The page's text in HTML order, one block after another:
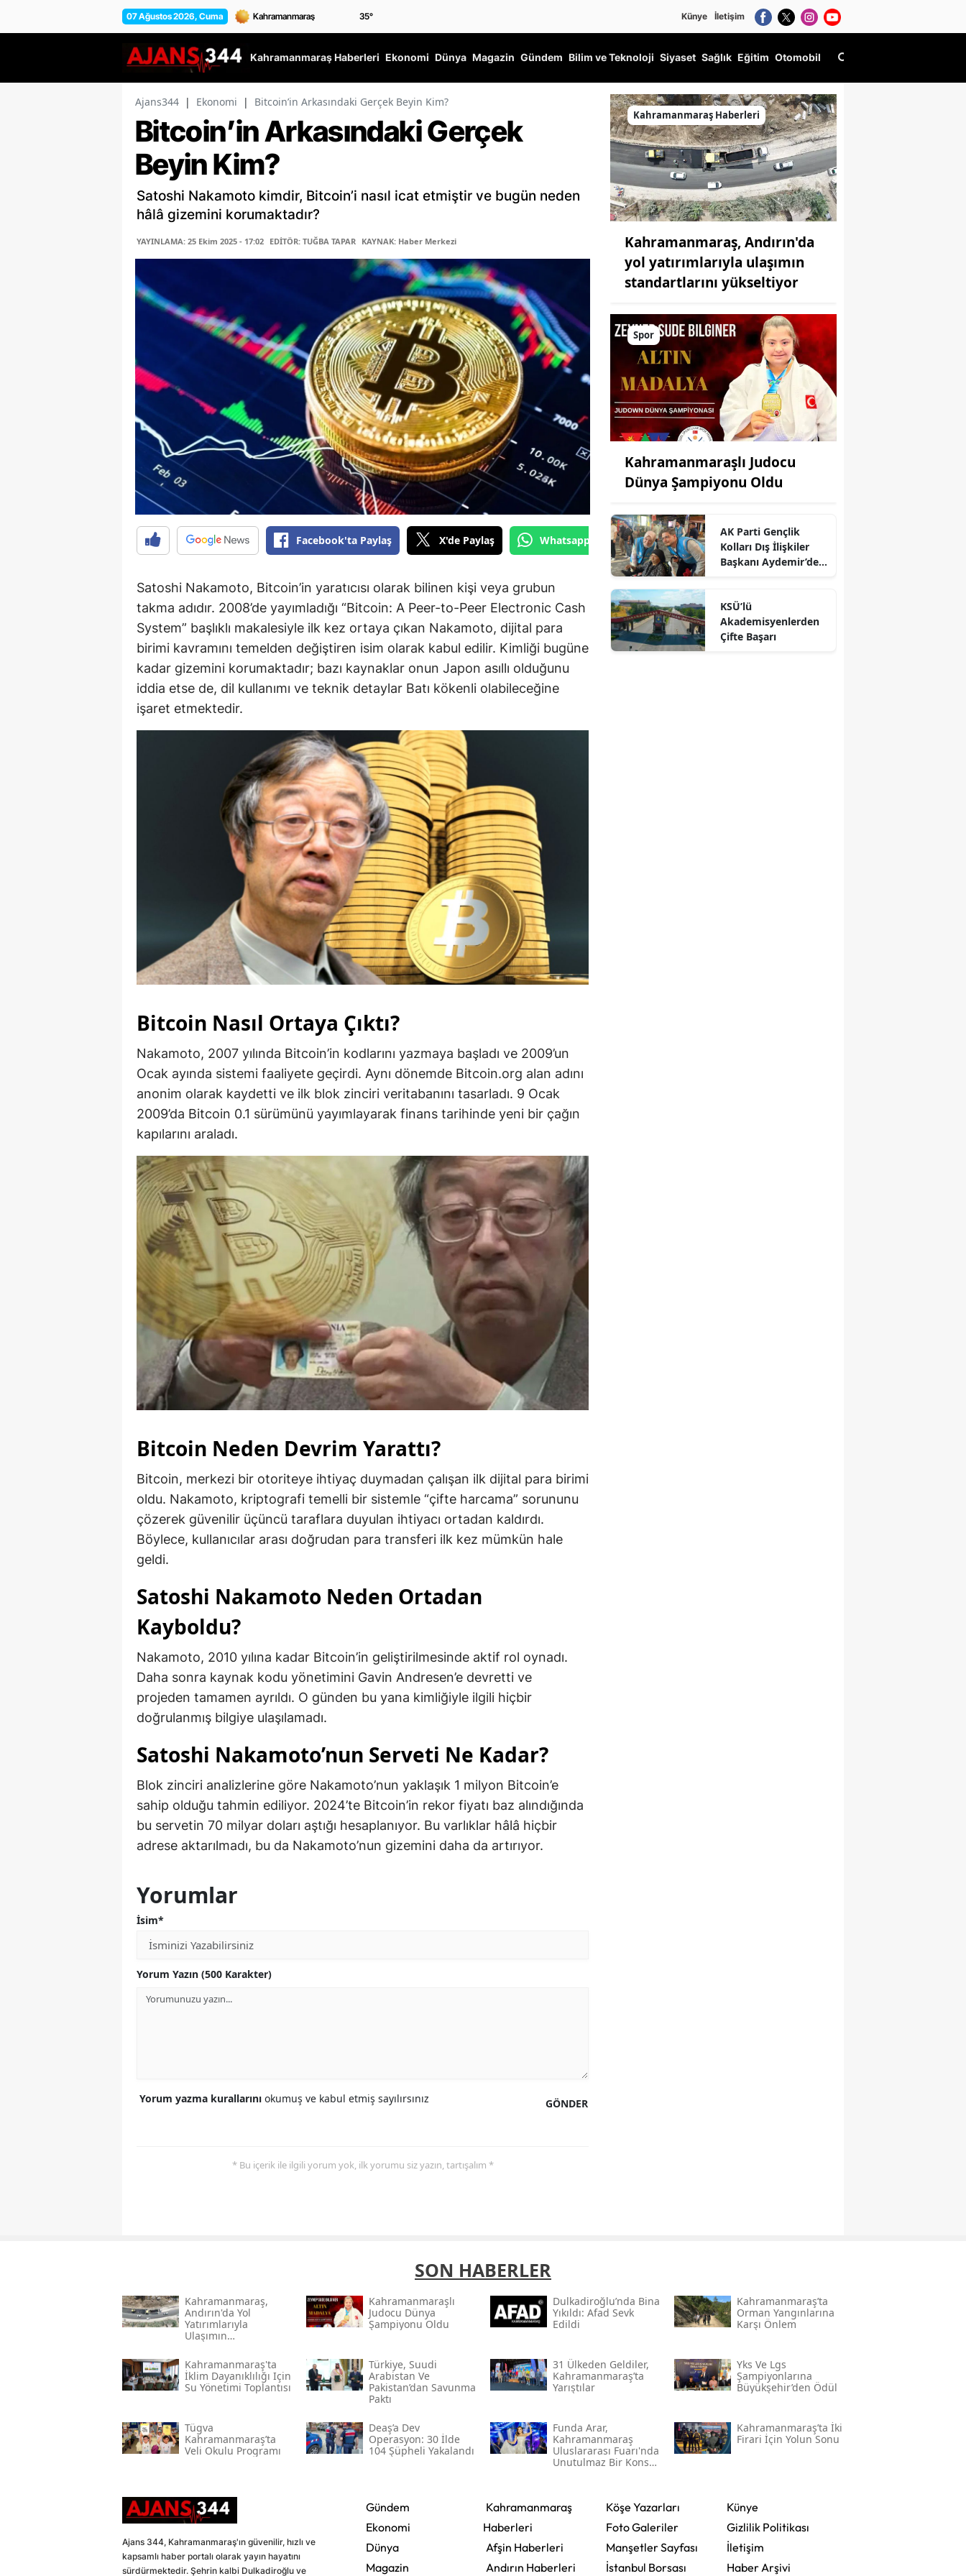
07 Ağustos 2026, Cuma 35° Künye İletişim
Kahramanmaraş Haberleri Ekonomi Dünya Magazin Gündem Bilim ve Teknoloji Siyaset Sağlık Eğitim Otomobil
Ajans344 | Ekonomi | Bitcoin’in Arkasındaki Gerçek Beyin Kim?
Bitcoin’in Arkasındaki Gerçek
Beyin Kim?
Satoshi Nakamoto kimdir, Bitcoin’i nasıl icat etmiştir ve bugün neden
hâlâ gizemini korumaktadır?
YAYINLAMA: 25 Ekim 2025 - 17:02 EDİTÖR: TUĞBA TAPAR KAYNAK: Haber Merkezi
Facebook'ta Paylaş X'de Paylaş Whatsapp'tan Gönder
Satoshi Nakamoto, Bitcoin’in yaratıcısı olarak bilinen kişi veya grubun
takma adıdır. 2008’de yayımladığı “Bitcoin: A Peer-to-Peer Electronic Cash
System” başlıklı makalesiyle ilk kez ortaya çıkan Nakamoto, dijital para
birimi kavramını temelden değiştiren isim olarak kabul edilir. Kimliği bugüne
kadar gizemini korumaktadır; bazı kaynaklar onun Japon asıllı olduğunu
iddia etse de, dil kullanımı ve teknik detaylar Batı kökenli olabileceğine
işaret etmektedir.
Bitcoin Nasıl Ortaya Çıktı?
Nakamoto, 2007 yılında Bitcoin’in kodlarını yazmaya başladı ve 2009’un
Ocak ayında sistemi faaliyete geçirdi. Aynı dönemde Bitcoin.org alan adını
anonim olarak kaydetti ve ilk blok zinciri veritabanını tasarladı. 9 Ocak
2009’da Bitcoin 0.1 sürümünü yayımlayarak finans tarihinde yeni bir çağın
kapılarını araladı.
Bitcoin Neden Devrim Yarattı?
Bitcoin, merkezi bir otoriteye ihtiyaç duymadan çalışan ilk dijital para birimi
oldu. Nakamoto, kriptografi temelli bir sistemle “çifte harcama” sorununu
çözerek güvenilir üçüncü taraflara duyulan ihtiyacı ortadan kaldırdı.
Böylece, kullanıcılar arası doğrudan para transferi ilk kez mümkün hale
geldi.
Satoshi Nakamoto Neden Ortadan
Kayboldu?
Nakamoto, 2010 yılına kadar Bitcoin’in geliştirilmesinde aktif rol oynadı.
Daha sonra kaynak kodu yönetimini Gavin Andresen’e devretti ve
projeden tamamen ayrıldı. O günden bu yana kimliğiyle ilgili hiçbir
doğrulanmış bilgiye ulaşılamadı.
Satoshi Nakamoto’nun Serveti Ne Kadar?
Blok zinciri analizlerine göre Nakamoto’nun yaklaşık 1 milyon Bitcoin’e
sahip olduğu tahmin ediliyor. 2024’te Bitcoin’in rekor fiyatı baz alındığında
bu servetin 70 milyar doları aştığı hesaplanıyor. Bu varlıklar hâlâ hiçbir
adrese aktarılmadı, bu da Nakamoto’nun gizemini daha da artırıyor.
Yorumlar
İsim*
Yorum Yazın (500 Karakter)
GÖNDER
Yorum yazma kurallarını okumuş ve kabul etmiş sayılırsınız
* Bu içerik ile ilgili yorum yok, ilk yorumu siz yazın, tartışalım *
Kahramanmaraş Haberleri
Kahramanmaraş, Andırın'da
yol yatırımlarıyla ulaşımın
standartlarını yükseltiyor
Spor
Kahramanmaraşlı Judocu
Dünya Şampiyonu Oldu
AK Parti Gençlik
Kolları Dış İlişkiler
Başkanı Aydemir’den
KSÜ’lü
Akademisyenlerden
Çifte Başarı
SON HABERLER
Kahramanmaraş,
Andırın'da Yol
Yatırımlarıyla
Ulaşımın
Yükseltiyor
Kahramanmaraşlı
Judocu Dünya
Şampiyonu Oldu
Dulkadiroğlu’nda Bina
Yıkıldı: Afad Sevk
Edildi
Kahramanmaraş’ta
Orman Yangınlarına
Karşı Önlem
Kahramanmaraş'ta
İklim Dayanıklılığı Için
Su Yönetimi Toplantısı
Türkiye, Suudi
Arabistan Ve
Pakistan’dan Savunma
Paktı
31 Ülkeden Geldiler,
Kahramanmaraş’ta
Yarıştılar
Yks Ve Lgs
Şampiyonlarına
Büyükşehir’den Ödül
Tügva
Kahramanmaraş’ta
Veli Okulu Programı
Deaş’a Dev
Operasyon: 30 İlde
104 Şüpheli Yakalandı
Funda Arar,
Kahramanmaraş
Uluslararası Fuarı'nda
Unutulmaz Bir Konser
Kahramanmaraş’ta İki
Firari İçin Yolun Sonu
Ajans 344, Kahramanmaraş'ın güvenilir, hızlı ve
kapsamlı haber portalı olarak yayın hayatını
sürdürmektedir. Şehrin kalbi Dulkadiroğlu ve
Gündem
Ekonomi
Dünya
Magazin
Kahramanmaraş
Haberleri
Afşin Haberleri
Andırın Haberleri
Köşe Yazarları
Foto Galeriler
Manşetler Sayfası
İstanbul Borsası
Künye
Gizlilik Politikası
İletişim
Haber Arşivi